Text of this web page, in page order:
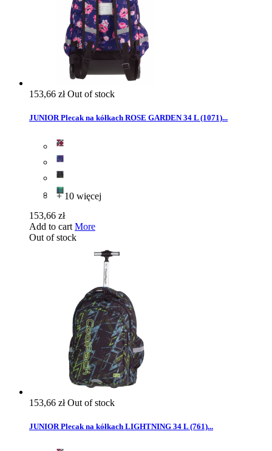
153,66 złOut of stock
JUNIOR Plecak na kółkach ROSE GARDEN 34 L (1071)...
+ 10 więcej
153,66 zł
Add to cart More
Out of stock
153,66 złOut of stock
JUNIOR Plecak na kółkach LIGHTNING 34 L (761)...